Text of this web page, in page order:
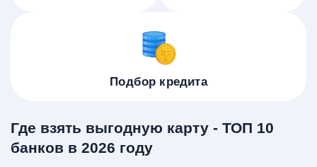
Подбор кредита
Где взять выгодную карту - ТОП 10
банков в 2026 году